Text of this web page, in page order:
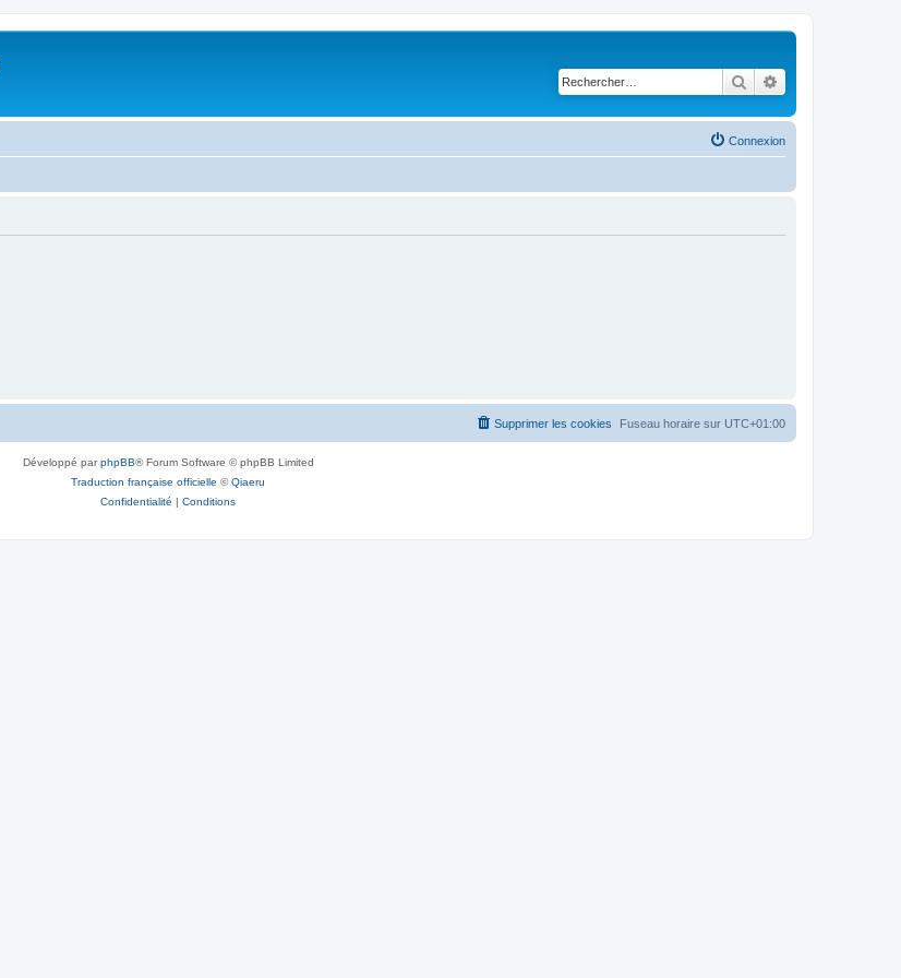
Rechercher
Connexion
Fuseau horaire sur UTC+01:00
Supprimer les cookies
Développé parphpBB® Forum Software © phpBB Limited
Traduction française officielle ©Qiaeru
Confidentialité | Conditions